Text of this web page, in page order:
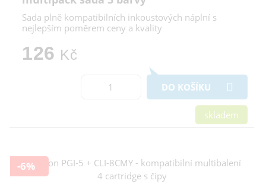
Sada plně kompatibilních inkoustových náplní s
nejlepším poměrem ceny a kvality
126 Kč
DO KOŠÍKU
skladem
-6%